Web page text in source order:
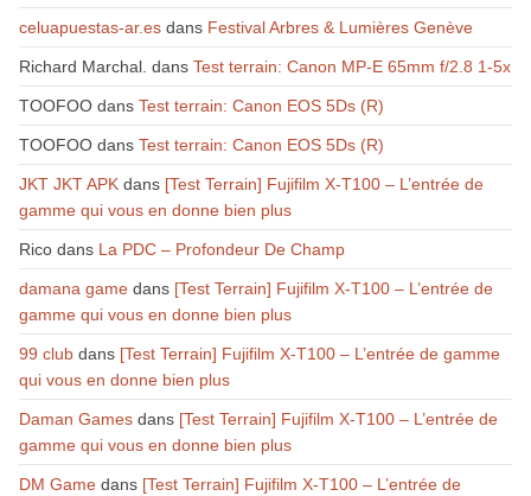
celuapuestas-ar.esdans Festival Arbres & Lumières Genève
Richard Marchal. dans Test terrain: Canon MP-E 65mm f/2.8 1-5x
TOOFOOdans Test terrain: Canon EOS 5Ds (R)
TOOFOOdans Test terrain: Canon EOS 5Ds (R)
JKT JKT APKdans [Test Terrain] Fujifilm X-T100 – L’entrée de
gamme qui vous en donne bien plus
Ricodans La PDC – Profondeur De Champ
damana gamedans [Test Terrain] Fujifilm X-T100 – L’entrée de
gamme qui vous en donne bien plus
99 clubdans [Test Terrain] Fujifilm X-T100 – L’entrée de gamme
qui vous en donne bien plus
Daman Gamesdans [Test Terrain] Fujifilm X-T100 – L’entrée de
gamme qui vous en donne bien plus
DM Gamedans [Test Terrain] Fujifilm X-T100 – L’entrée de